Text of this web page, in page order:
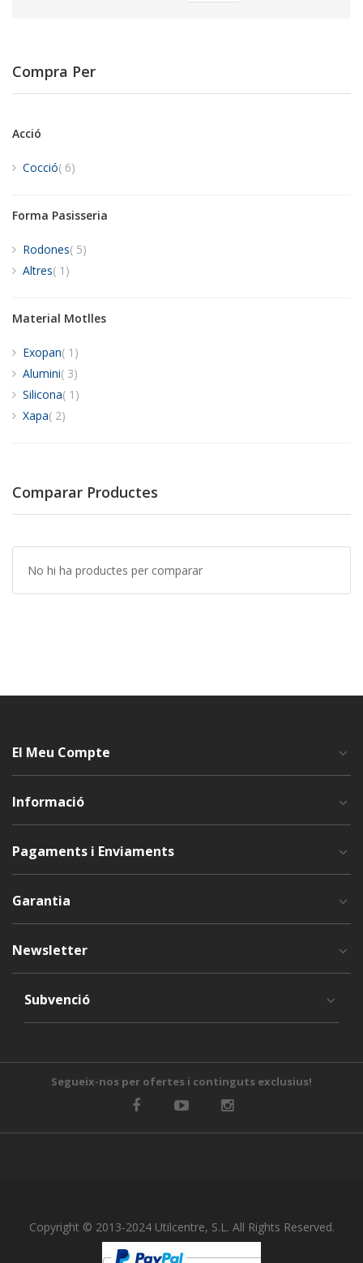
Compra Per
Acció
Cocció 6items
Forma Pasisseria
Rodones 5items
Altres 1 item
Material Motlles
Exopan 1 item
Alumini 3items
Silicona 1 item
Xapa 2items
Comparar Productes
No hi ha productes per comparar
El Meu Compte
Informació
Pagaments i Enviaments
Garantia
Newsletter
Subvenció
Segueix-nos per ofertes i continguts exclusius!
Copyright © 2013-2024 Utilcentre, S.L. All Rights Reserved.